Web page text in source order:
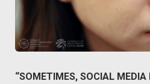
“SOMETIMES, SOCIAL